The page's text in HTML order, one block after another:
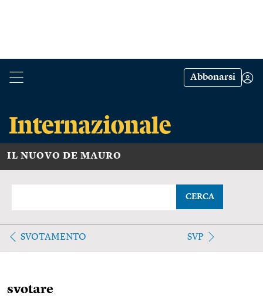
Abbonarsi
IL NUOVO DE MAURO
CERCA
SVOTAMENTO SVP
svotare